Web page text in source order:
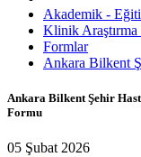
Akademik -
Klinik
Formlar
Ankara Bilkent
Ankara Bilkent Şehir
Formu
05 Şubat 2026